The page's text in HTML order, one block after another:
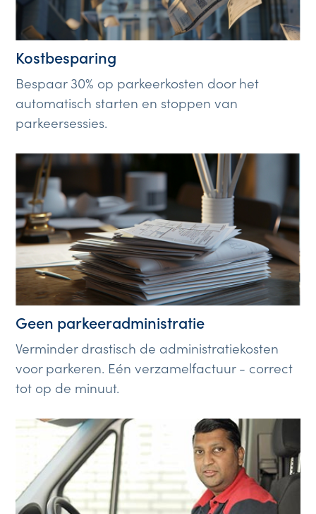
Kostbesparing
Bespaar 30% op parkeerkosten door het
automatisch starten en stoppen van
parkeersessies.
Geen parkeeradministratie
Verminder drastisch de administratiekosten
voor parkeren. Eén verzamelfactuur - correct
tot op de minuut.